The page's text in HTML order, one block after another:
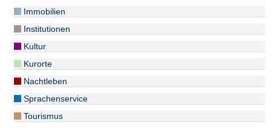
Immobilien
Institutionen
Kultur
Kurorte
Nachtleben
Sprachenservice
Tourismus